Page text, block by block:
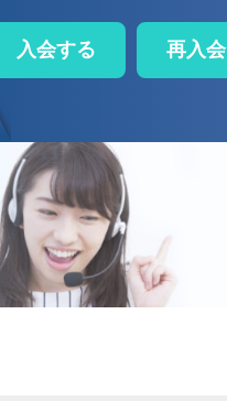
入会する 再入会